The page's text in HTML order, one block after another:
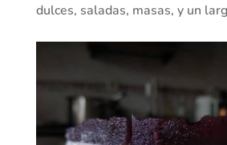
dulces, saladas, masas, y un